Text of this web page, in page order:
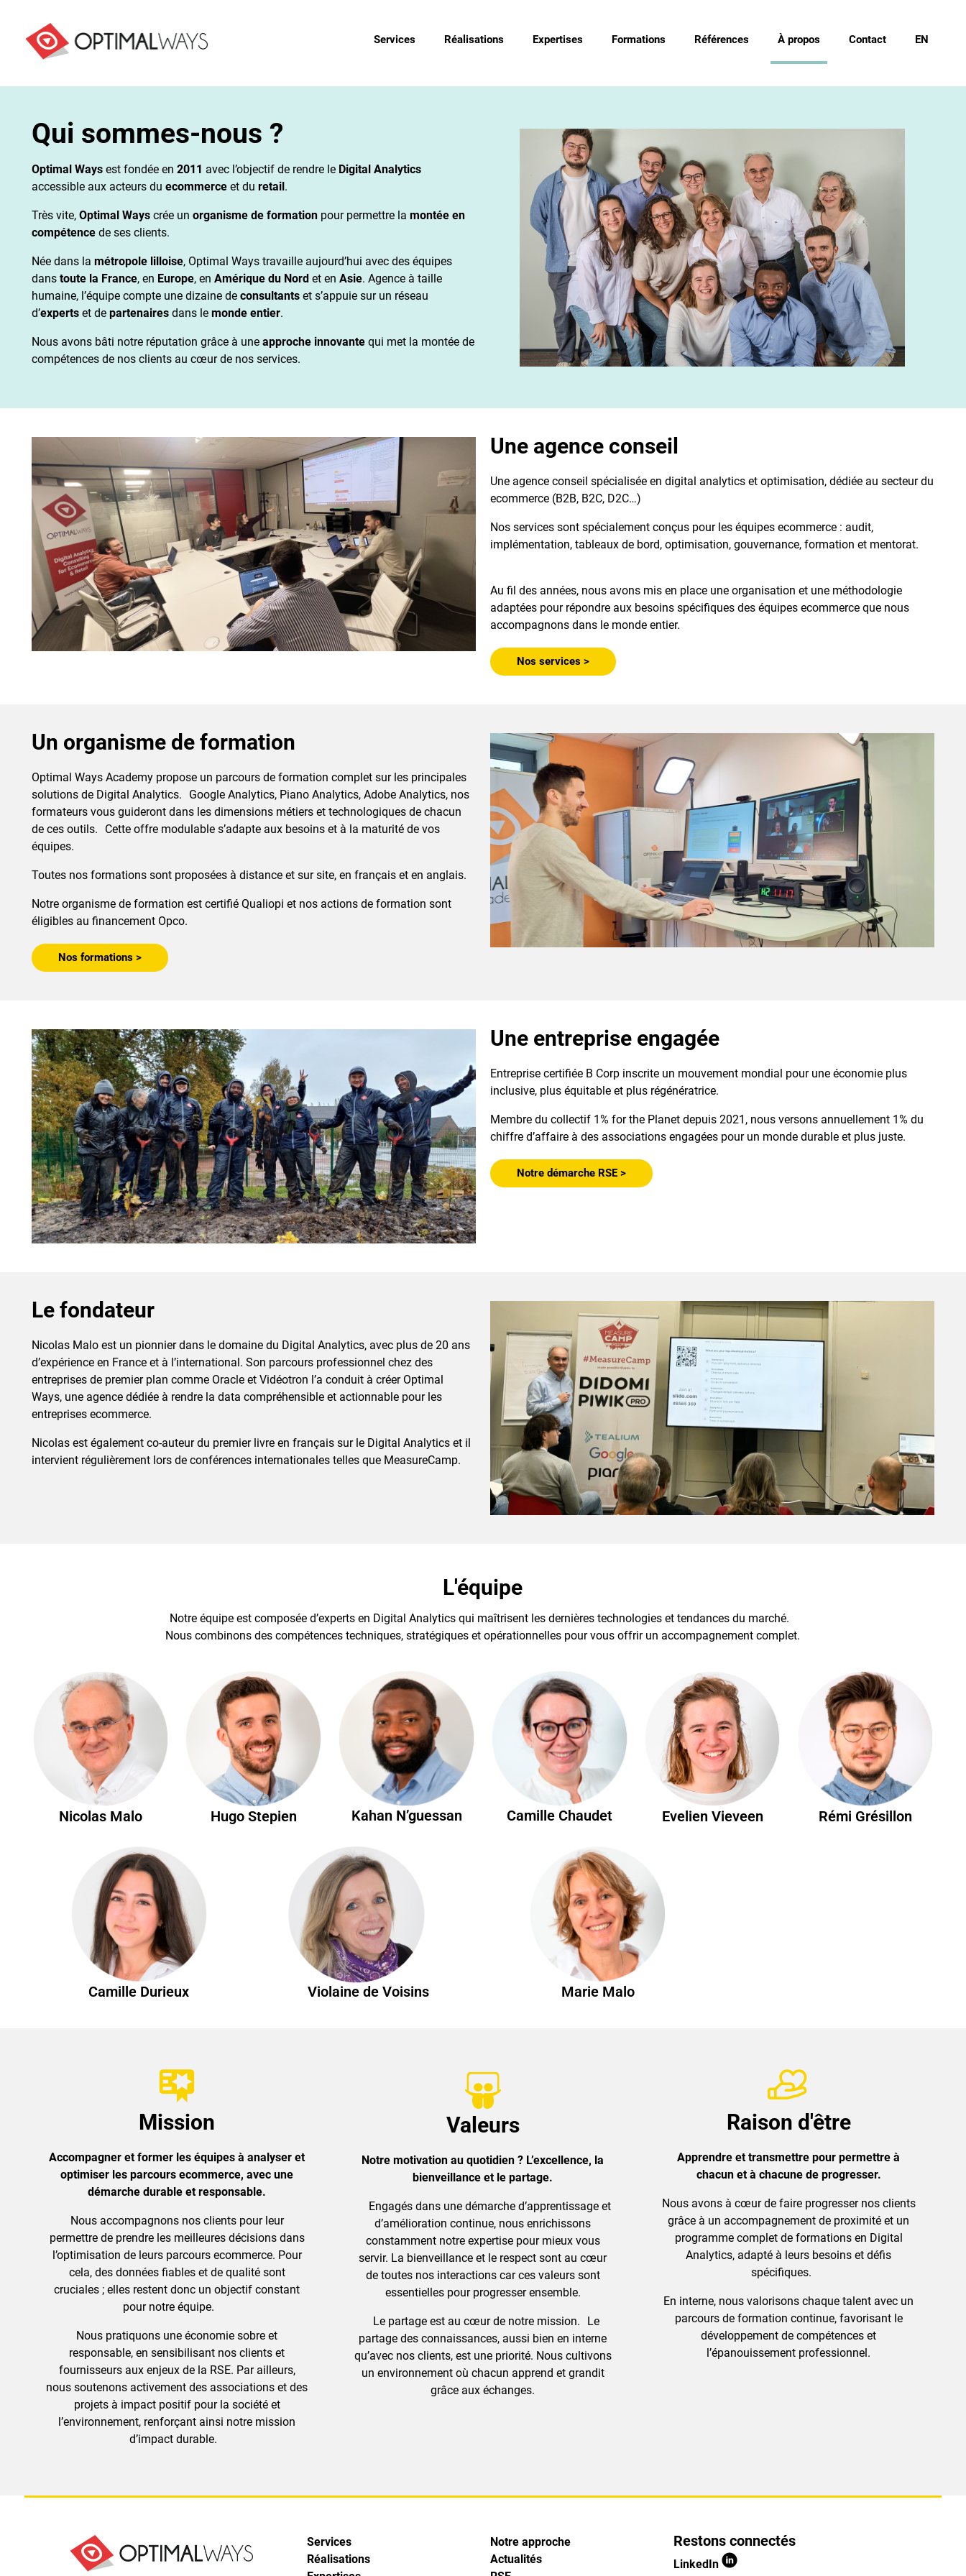
Services Réalisations Expertises Formations Références À propos Contact EN
Qui sommes-nous ?
Optimal Waysest fondée en 2011 avec l’objectif de rendre le Digital Analytics
accessible aux acteurs du ecommerceet du retail.
Très vite, Optimal Wayscrée un organisme de formationpour permettre la montée en
compétence de ses clients.
Née dans la métropole lilloise, Optimal Ways travaille aujourd’hui avec des équipes
dans toute la France, en Europe, en Amérique du Nordet en Asie. Agence à taille
humaine, l’équipe compte une dizaine de consultantset s’appuie sur un réseau
d’expertset de partenairesdans lemonde entier.
Nous avons bâti notre réputation grâce à une approche innovantequi met la montée de
compétences de nos clients au cœur de nos services.
Une agence conseil
Une agence conseil spécialisée en digital analytics et optimisation, dédiée au secteur du
ecommerce (B2B, B2C, D2C…)
Nos services sont spécialement conçus pour les équipes ecommerce : audit,
implémentation, tableaux de bord, optimisation, gouvernance, formation et mentorat.
Au fil des années, nous avons mis en place une organisation et une méthodologie
adaptées pour répondre aux besoins spécifiques des équipes ecommerce que nous
accompagnons dans le monde entier.
Nos services >
Un organisme de formation
Optimal Ways Academy propose un parcours de formation complet sur les principales
solutions de Digital Analytics. Google Analytics, Piano Analytics, Adobe Analytics, nos
formateurs vous guideront dans les dimensions métiers et technologiques de chacun
de ces outils. Cette offre modulable s’adapte aux besoins et à la maturité de vos
équipes.
Toutes nos formations sont proposées à distance et sur site, en français et en anglais.
Notre organisme de formation est certifié Qualiopi et nos actions de formation sont
éligibles au financement Opco.
Nos formations >
Une entreprise engagée
Entreprise certifiée B Corp inscrite un mouvement mondial pour une économie plus
inclusive, plus équitable et plus régénératrice.
Membre du collectif 1% for the Planet depuis 2021, nous versons annuellement 1% du
chiffre d’affaire à des associations engagées pour un monde durable et plus juste.
Notre démarche RSE >
Le fondateur
Nicolas Malo est un pionnier dans le domaine du Digital Analytics, avec plus de 20 ans
d’expérience en France et à l’international. Son parcours professionnel chez des
entreprises de premier plan comme Oracle et Vidéotron l’a conduit à créer Optimal
Ways, une agence dédiée à rendre la data compréhensible et actionnable pour les
entreprises ecommerce.
Nicolas est également co-auteur du premier livre en français sur le Digital Analytics et il
intervient régulièrement lors de conférences internationales telles que MeasureCamp.
L'équipe
Notre équipe est composée d’experts en Digital Analytics qui maîtrisent les dernières technologies et tendances du marché.
Nous combinons des compétences techniques, stratégiques et opérationnelles pour vous offrir un accompagnement complet.
Nicolas Malo Hugo Stepien Kahan N’guessan Camille Chaudet Evelien Vieveen Rémi Grésillon
Camille Durieux Violaine de Voisins Marie Malo
Mission
Accompagner et former les équipes à analyser et
optimiser les parcours ecommerce, avec une
démarche durable et responsable.
Nous accompagnons nos clients pour leur
permettre de prendre les meilleures décisions dans
l’optimisation de leurs parcours ecommerce. Pour
cela, des données fiables et de qualité sont
cruciales ; elles restent donc un objectif constant
pour notre équipe.
Nous pratiquons une économie sobre et
responsable, en sensibilisant nos clients et
fournisseurs aux enjeux de la RSE. Par ailleurs,
nous soutenons activement des associations et des
projets à impact positif pour la société et
l’environnement, renforçant ainsi notre mission
d’impact durable.
Valeurs
Notre motivation au quotidien ? L’excellence, la
bienveillance et le partage.
Engagés dans une démarche d’apprentissage et
d’amélioration continue, nous enrichissons
constamment notre expertise pour mieux vous
servir. La bienveillance et le respect sont au cœur
de toutes nos interactions car ces valeurs sont
essentielles pour progresser ensemble.
Le partage est au cœur de notre mission. Le
partage des connaissances, aussi bien en interne
qu’avec nos clients, est une priorité. Nous cultivons
un environnement où chacun apprend et grandit
grâce aux échanges.
Raison d'être
Apprendre et transmettre pour permettre à
chacun et à chacune de progresser.
Nous avons à cœur de faire progresser nos clients
grâce à un accompagnement de proximité et un
programme complet de formations en Digital
Analytics, adapté à leurs besoins et défis
spécifiques.
En interne, nous valorisons chaque talent avec un
parcours de formation continue, favorisant le
développement de compétences et
l’épanouissement professionnel.
Services
Réalisations
Notre approche
Actualités
Restons connectés
LinkedIn